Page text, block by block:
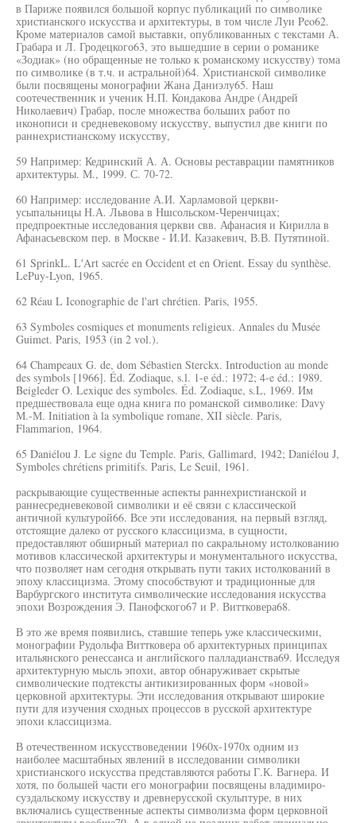
в Париже появился большой корпус публикаций по символике
христианского искусства и архитектуры, в том числе Луи Peo62.
Кроме материалов самой выставки, опубликованных с текстами А.
Грабара и Л. Гродецкого63, это вышедшие в серии о романике
«Зодиак» (но обращенные не только к романскому искусству) тома
по символике (в т.ч. и астральной)64. Христианской символике
были посвящены монографии Жана Даниэлу65. Наш
соотечественник и ученик Н.П. Кондакова Андре (Андрей
Николаевич) Грабар, после множества больших работ по
иконописи и средневековому искусству, выпустил две книги по
раннехристианскому искусству,
59 Например: Кедринский А. А. Основы реставрации памятников
архитектуры. М., 1999. С. 70-72.
60 Например: исследование А.И. Харламовой церкви-
усыпальницы Н.А. Львова в Ншсольском-Черенчицах;
предпроектные исследования церкви свв. Афанасия и Кирилла в
Афанасьевском пер. в Москве - И.И. Казакевич, В.В. Путятиной.
61 SprinkL. L'Art sacrée en Occident et en Orient. Essay du synthèse.
LePuy-Lyon, 1965.
62 Réau L Iconographie de l'art chrétien. Paris, 1955.
63 Symboles cosmiques et monuments religieux. Annales du Musée
Guimet. Paris, 1953 (in 2 vol.).
64 Champeaux G. de, dom Sébastien Sterckx. Introduction au monde
des symbols [1966]. Éd. Zodiaque, s.l. 1-е éd.: 1972; 4-e éd.: 1989.
Beigleder O. Lexique des symboles. Éd. Zodiaque, s.L, 1969. Им
предшествовала еще одна книга по романской символике: Davy
М.-М. Initiation à la symbolique romane, XII siècle. Paris,
Flammarion, 1964.
65 Daniélou J. Le signe du Temple. Paris, Gallimard, 1942; Daniélou J,
Symboles chrétiens primitifs. Paris, Le Seuil, 1961.
раскрывающие существенные аспекты раннехристианской и
раннесредневековой символики и её связи с классической
античной культурой66. Все эти исследования, на первый взгляд,
отстоящие далеко от русского классицизма, в сущности,
предоставляют обширный материал по сакральному истолкованию
мотивов классической архитектуры и монументального искусства,
что позволяет нам сегодня открывать пути таких истолкований в
эпоху классицизма. Этому способствуют и традиционные для
Варбургского института символические исследования искусства
эпохи Возрождения Э. Панофского67 и Р. Виттковера68.
В это же время появились, ставшие теперь уже классическими,
монографии Рудольфа Виттковера об архитектурных принципах
итальянского ренессанса и английского палладианства69. Исследуя
архитектурную мысль эпохи, автор обнаруживает скрытые
символические подтексты антикизированных форм «новой»
церковной архитектуры. Эти исследования открывают широкие
пути для изучения сходных процессов в русской архитектуре
эпохи классицизма.
В отечественном искусствоведении 1960х-1970х одним из
наиболее масштабных явлений в исследовании символики
христианского искусства представляются работы Г.К. Вагнера. И
хотя, по большей части его монографии посвящены владимиро-
суздальскому искусству и древнерусской скульптуре, в них
включались существенные аспекты символизма форм церковной